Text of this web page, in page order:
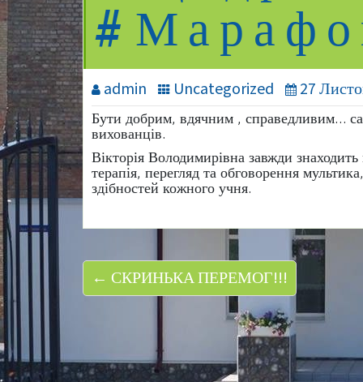
admin Uncategorized 27
Бути добрим, вдячним , справедливим…
вихованців.
Вікторія Володимирівна завжди
терапія, перегляд та обговорення
здібностей кожного учня.
← СКРИНЬКА ПЕРЕМОГ!!!